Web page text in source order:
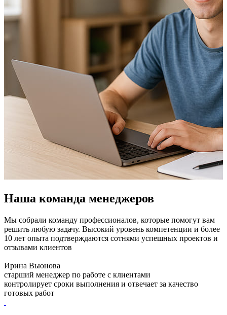
Наша команда менеджеров
Мы собрали команду профессионалов, которые помогут вам
решить любую задачу. Высокий уровень компетенции и более
10 лет опыта подтверждаются сотнями успешных проектов и
отзывами клиентов
Ирина Вьюнова
старший менеджер по работе с клиентами
контролирует сроки выполнения и отвечает за качество
готовых работ